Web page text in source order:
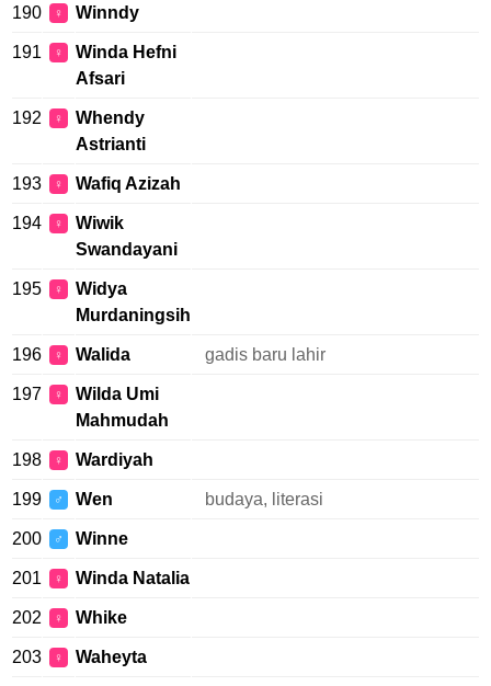
190 ♀ Winndy
191 ♀
Winda Hefni
Afsari
192 ♀
Whendy
Astrianti
193 ♀ Wafiq Azizah
194 ♀
Wiwik
Swandayani
195 ♀
Widya
Murdaningsih
196 ♀ Walida gadis baru lahir
197 ♀
Wilda Umi
Mahmudah
198 ♀ Wardiyah
199 ♂ Wen budaya, literasi
200 ♂ Winne
201 ♀ Winda Natalia
202 ♀ Whike
203 ♀ Waheyta